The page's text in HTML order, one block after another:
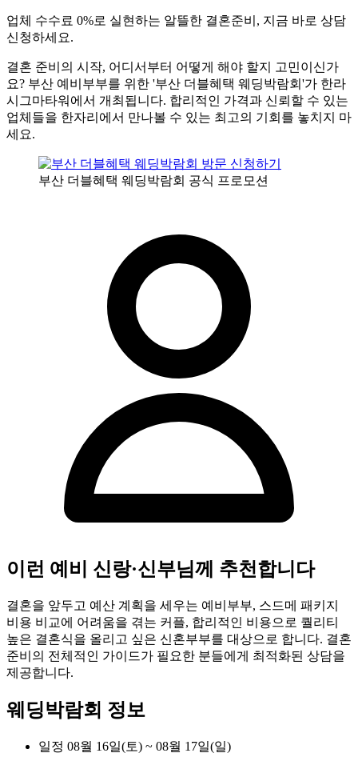
업체 수수료 0%로 실현하는 알뜰한 결혼준비, 지금 바로 상담
신청하세요.
결혼 준비의 시작, 어디서부터 어떻게 해야 할지 고민이신가
요? 부산 예비부부를 위한 '부산 더블혜택 웨딩박람회'가 한라
시그마타워에서 개최됩니다. 합리적인 가격과 신뢰할 수 있는
업체들을 한자리에서 만나볼 수 있는 최고의 기회를 놓치지 마
세요.
부산 더블혜택 웨딩박람회 공식 프로모션
이런 예비 신랑·신부님께 추천합니다
결혼을 앞두고 예산 계획을 세우는 예비부부, 스드메 패키지
비용 비교에 어려움을 겪는 커플, 합리적인 비용으로 퀄리티
높은 결혼식을 올리고 싶은 신혼부부를 대상으로 합니다. 결혼
준비의 전체적인 가이드가 필요한 분들에게 최적화된 상담을
제공합니다.
웨딩박람회 정보
일정 08월 16일(토) ~ 08월 17일(일)